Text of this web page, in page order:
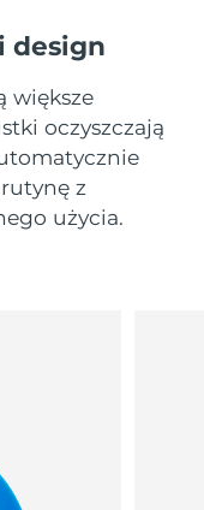
design
większe
oczyszczają
z
użycia.
czas dostawy
18/8/26
czas dostawy
czas dostawy